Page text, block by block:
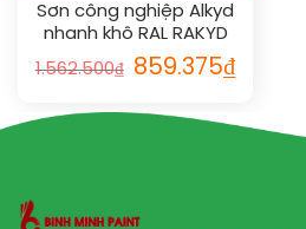
Sơn công nghiệp Alkyd
nhanh khô RAL RAKYD
QD 1005
1.562.500₫ 859.375₫